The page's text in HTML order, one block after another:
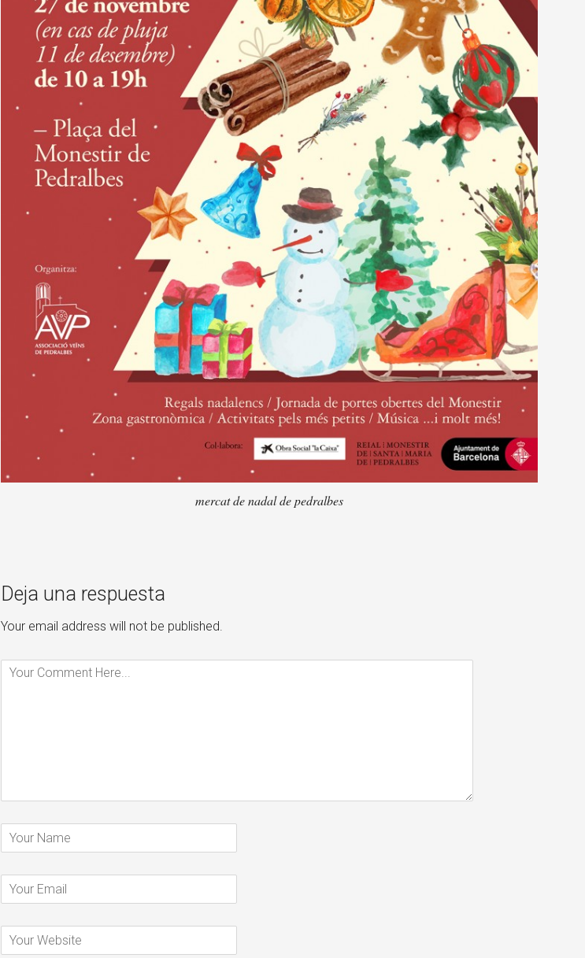
mercat de nadal de pedralbes
Deja una respuesta
Your email address will not be published.